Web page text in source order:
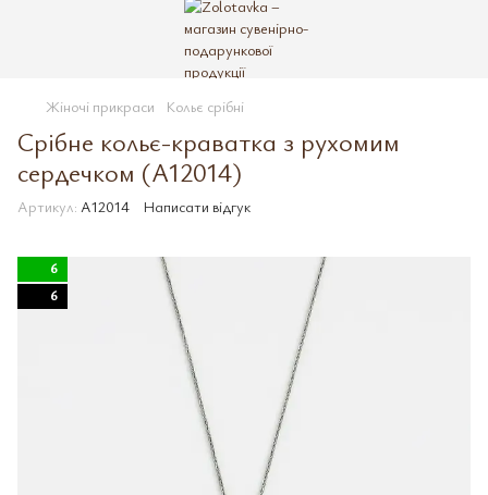
Жіночі прикраси Кольє срібні
Срібне кольє-краватка з рухомим
сердечком (A12014)
Артикул: A12014 Написати відгук
6
6